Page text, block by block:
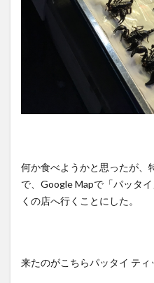
何か食べようかと思ったが、
で、Google Mapで「パッタ
くの店へ行くことにした。
来たのがこちらパッタイ ティ